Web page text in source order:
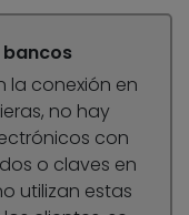
bancos
la conexión en
no hay
con
o claves en
utilizan estas